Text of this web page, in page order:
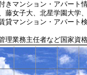
きマンション・アパー
藤女子大、北星学園大学
マンション・アパート
業務主任者など国家資